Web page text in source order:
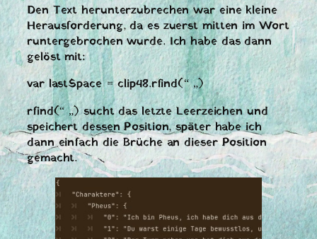
Den Text herunterzubrechen war eine kleine
Herausforderung, da es zuerst mitten im Wort
runtergebrochen wurde. Ich habe das dann
gelöst mit:
var lastSpace = clip48.rfind(“ „)
rfind(“ „) sucht das letzte Leerzeichen und
speichert dessen Position, später habe ich
dann einfach die Brüche an dieser Position
gemacht.